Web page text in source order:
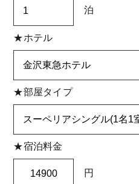
泊
★ホテル
★部屋タイプ
★宿泊料金
円